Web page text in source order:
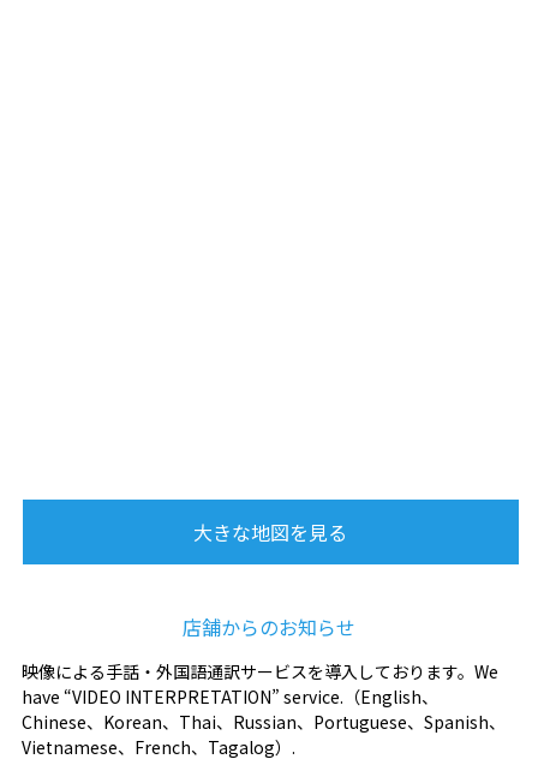
大きな地図を見る
店舗からのお知らせ
映像による手話・外国語通訳サービスを導入しております。We
have “VIDEO INTERPRETATION” service.（English、
Chinese、Korean、Thai、Russian、Portuguese、Spanish、
Vietnamese、French、Tagalog）.